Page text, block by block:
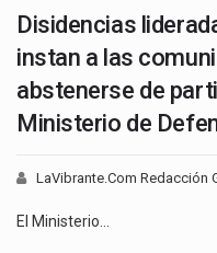
Disidencias
instan a las
abstenerse de
Ministerio de
LaVibrante.Com Redacción
El Ministerio…